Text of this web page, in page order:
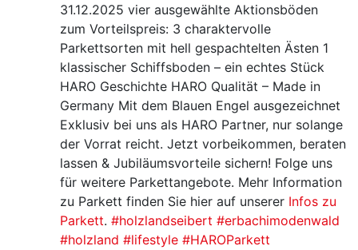
31.12.2025 vier ausgewählte Aktionsböden
zum Vorteilspreis: 3 charaktervolle
Parkettsorten mit hell gespachtelten Ästen 1
klassischer Schiffsboden – ein echtes Stück
HARO Geschichte HARO Qualität – Made in
Germany Mit dem Blauen Engel ausgezeichnet
Exklusiv bei uns als HARO Partner, nur solange
der Vorrat reicht. Jetzt vorbeikommen, beraten
lassen & Jubiläumsvorteile sichern! Folge uns
für weitere Parkettangebote. Mehr Information
zu Parkett finden Sie hier auf unserer Infos zu
Parkett. #holzlandseibert #erbachimodenwald
#holzland #lifestyle #HAROParkett